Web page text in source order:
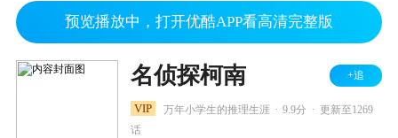
预览播放中，打开优酷APP看高清完整版
名侦探柯南 +追
VIP 万年小学生的推理生涯 9.9分
更新至1269
话